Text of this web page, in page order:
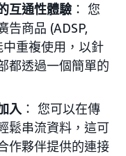
互通性體驗 ： 您
告商品 (ADSP,
重複使用，以針
都透過一個簡單的
入 ： 您可以在傳
鬆串流資料，這可
作夥伴提供的連接